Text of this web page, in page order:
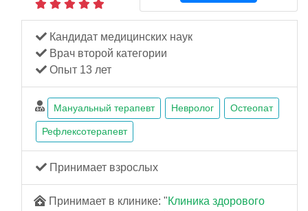
Кандидат медицинских наук
Врач второй категории
Опыт 13 лет
Мануальный терапевт Невролог Остеопат
Рефлексотерапевт
Принимает взрослых
Принимает в клинике: "Клиника здорового